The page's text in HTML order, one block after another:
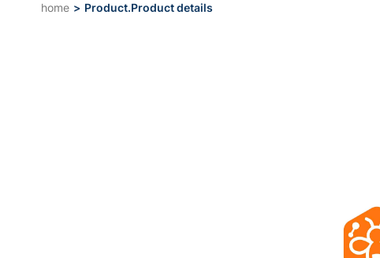
home Product.Product details